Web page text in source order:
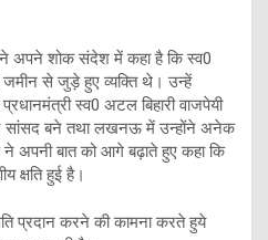
अपने शोक संदेश में कहा है कि स्व0
जमीन से जुड़े हुए व्यक्ति थे। उन्हें
स्व0 अटल बिहारी वाजपेयी
बने तथा लखनऊ में उन्होंने अनेक
ने अपनी बात को आगे बढ़ाते हुए कहा कि
क्षति हुई है।
प्रदान करने की कामना करते हुये